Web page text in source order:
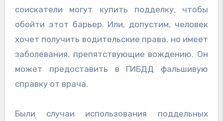
соискатели могут купить подделку, чтобы
обойти этот барьер. Или, допустим, человек
хочет получить водительские права, но имеет
заболевания, препятствующие вождению. Он
может предоставить в ГИБДД фальшивую
справку от врача.
Были случаи использования поддельных